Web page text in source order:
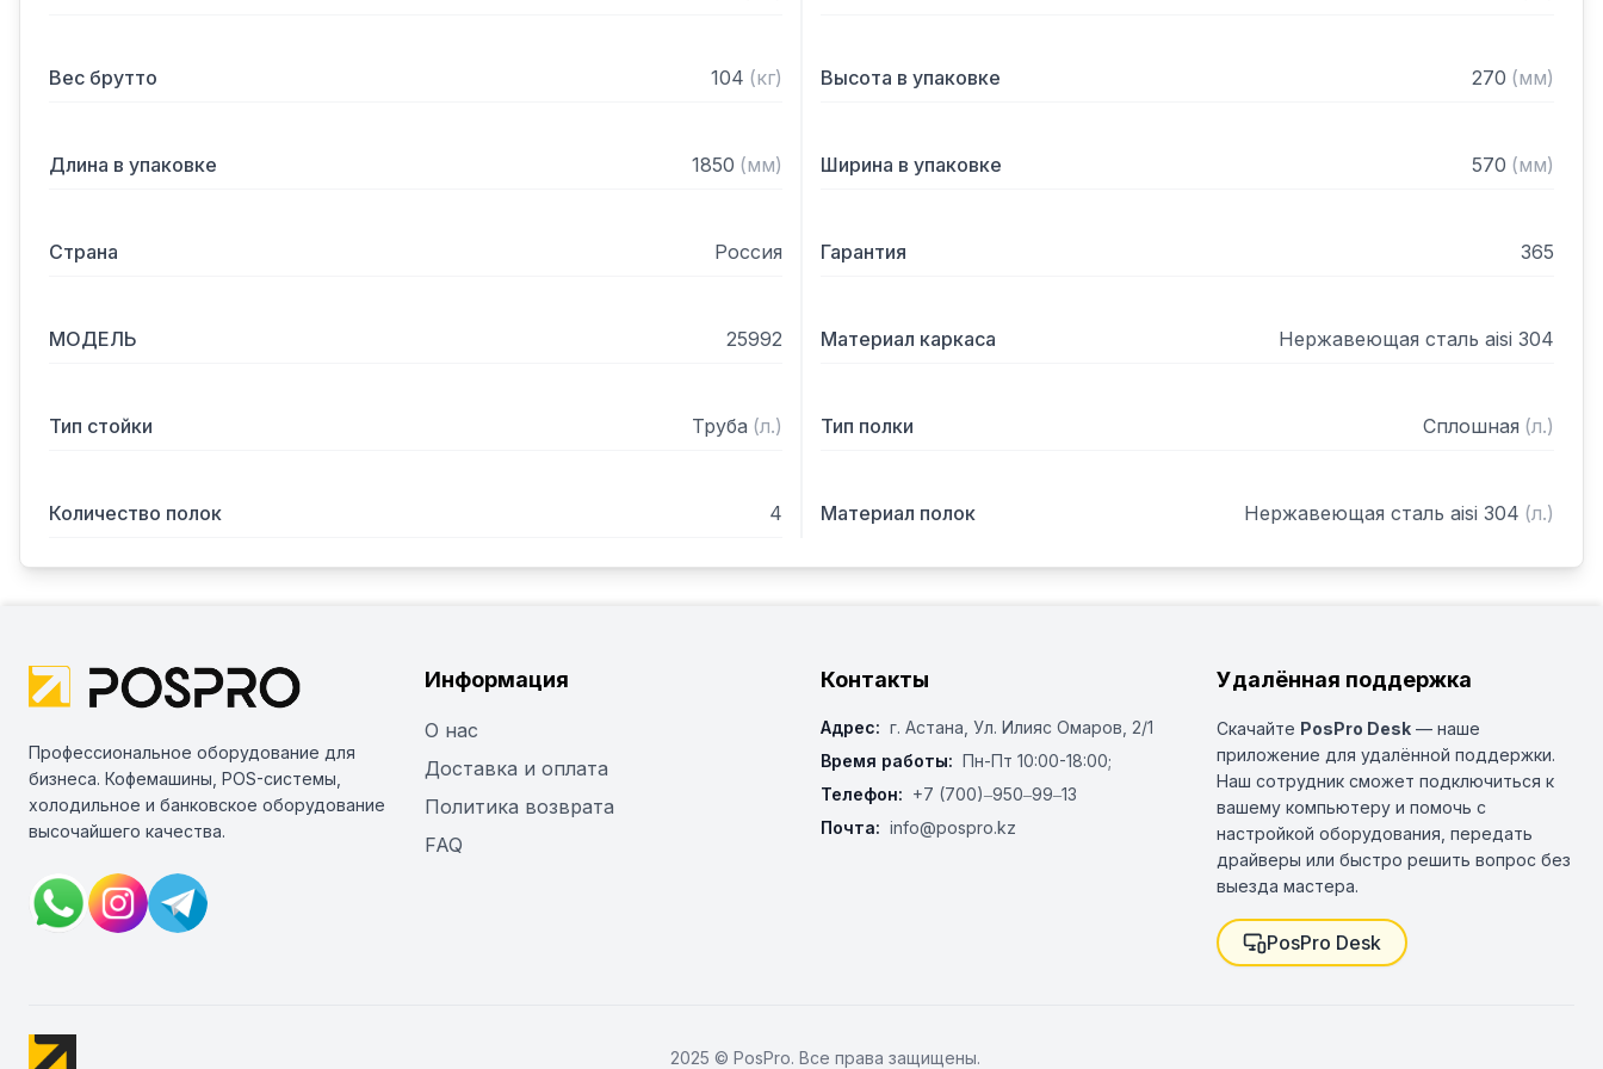
Вес брутто 104 (кг) Высота в упаковке 270 (мм)
Длина в упаковке 1850 (мм) Ширина в упаковке 570 (мм)
Страна Россия Гарантия 365
МОДЕЛЬ 25992 Материал каркаса Нержавеющая сталь aisi 304
Тип стойки Труба (л.) Тип полки Сплошная (л.)
Количество полок 4 Материал полок Нержавеющая сталь aisi 304 (л.)
Профессиональное оборудование для
бизнеса. Кофемашины, POS-системы,
холодильное и банковское оборудование
высочайшего качества.
Информация
О нас
Доставка и оплата
Политика возврата
FAQ
Контакты
Адрес: г. Астана, ​Ул. Илияс Омаров, 2/1
Время работы: Пн-Пт 10:00-18:00;
Телефон: +7 (700)‒950‒99‒13
Почта: info@pospro.kz
Удалённая поддержка
Скачайте PosPro Desk — наше
приложение для удалённой поддержки.
Наш сотрудник сможет подключиться к
вашему компьютеру и помочь с
настройкой оборудования, передать
драйверы или быстро решить вопрос без
выезда мастера.
PosPro Desk
2025 © PosPro. Все права защищены.